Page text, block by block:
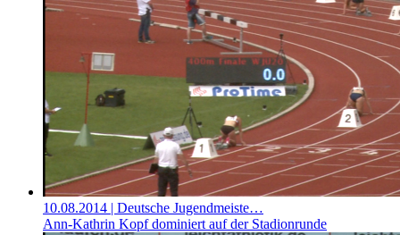
10.08.2014 | Deutsche Jugendmeiste…
Ann-Kathrin Kopf dominiert auf der Stadionrunde